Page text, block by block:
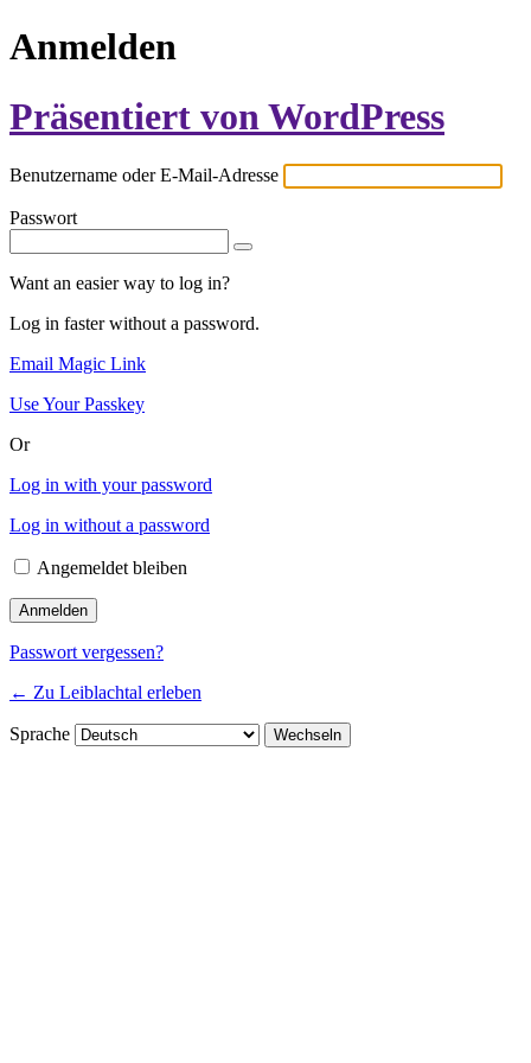
Anmelden
Präsentiert von WordPress
Benutzername oder E-Mail-Adresse
Passwort
Want an easier way to log in?
Log in faster without a password.
Email Magic Link
Use Your Passkey
Or
Log in with your password
Log in without a password
Angemeldet bleiben
Passwort vergessen?
← Zu Leiblachtal erleben
Sprache